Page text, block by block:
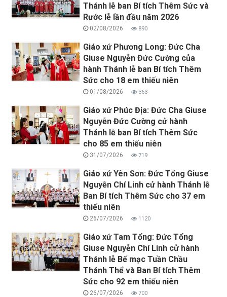
Thánh lễ ban Bí tích Thêm Sức và
Rước lễ lần đầu năm 2026
02/08/2026 890
Giáo xứ Phương Long: Đức Cha
Giuse Nguyễn Đức Cường của
hành Thánh lễ ban Bí tích Thêm
Sức cho 18 em thiếu niên
01/08/2026 363
Giáo xứ Phúc Địa: Đức Cha Giuse
Nguyễn Đức Cường cử hành
Thánh lễ ban Bí tích Thêm Sức
cho 85 em thiếu niên
31/07/2026 719
Giáo xứ Yên Sơn: Đức Tổng Giuse
Nguyễn Chí Linh cử hành Thánh lễ
Ban Bí tích Thêm Sức cho 37 em
thiếu niên
26/07/2026 1120
Giáo xứ Tam Tổng: Đức Tổng
Giuse Nguyễn Chí Linh cử hành
Thánh lễ Bế mạc Tuần Chầu
Thánh Thể và Ban Bí tích Thêm
Sức cho 92 em thiếu niên
26/07/2026 700